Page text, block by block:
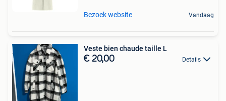
Bezoek website Vandaag
Veste bien chaude taille L
€ 20,00 Details